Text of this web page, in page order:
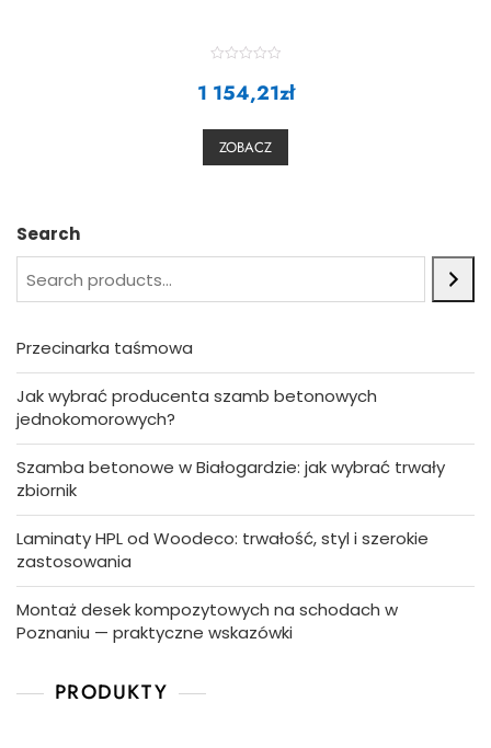
a
u
1 154,21zł
ZOBACZ
Search
Przecinarka taśmowa
Jak wybrać producenta szamb betonowych
jednokomorowych?
Szamba betonowe w Białogardzie: jak wybrać trwały
zbiornik
Laminaty HPL od Woodeco: trwałość, styl i szerokie
zastosowania
Montaż desek kompozytowych na schodach w
Poznaniu — praktyczne wskazówki
PRODUKTY